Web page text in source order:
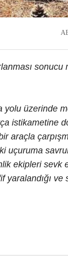
sonucu
yolu üzerinde
istikametine
araçla
uçuruma
ekipleri sevk
yaralandığı ve